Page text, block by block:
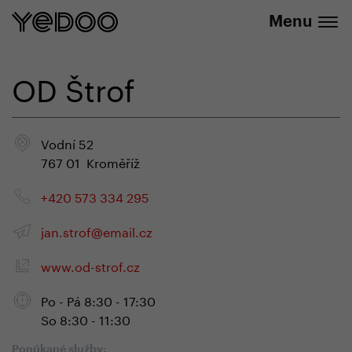
Menu
OD Štrof
Vodní 52
767 01 Kroměříž
+420 573 334 295
jan.strof@email.cz
www.od-strof.cz
Po - Pá 8:30 - 17:30
So 8:30 - 11:30
Ponúkané služby: